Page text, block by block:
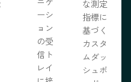
ーシ
ョン
の受
信ト
レイ
な測定
指標に
基づく
カスタ
ムダッ
シュボ